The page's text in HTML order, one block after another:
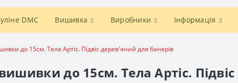
DMC Вишивка Виробники Інформація
до 15см. Тела Артіс. Підвіс дерев'яний для банерів
до 15см. Тела Артіс.